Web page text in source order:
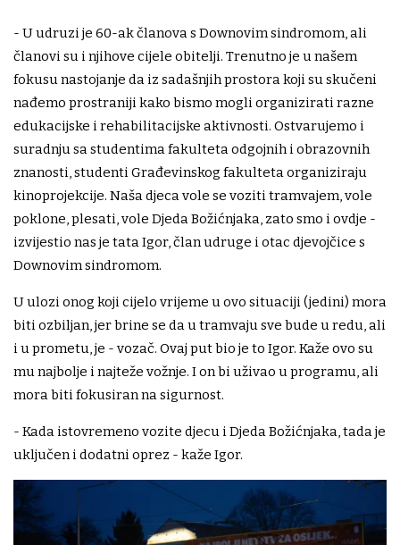
- U udruzi je 60-ak članova s Downovim sindromom, ali
članovi su i njihove cijele obitelji. Trenutno je u našem
fokusu nastojanje da iz sadašnjih prostora koji su skučeni
nađemo prostraniji kako bismo mogli organizirati razne
edukacijske i rehabilitacijske aktivnosti. Ostvarujemo i
suradnju sa studentima fakulteta odgojnih i obrazovnih
znanosti, studenti Građevinskog fakulteta organiziraju
kinoprojekcije. Naša djeca vole se voziti tramvajem, vole
poklone, plesati, vole Djeda Božićnjaka, zato smo i ovdje -
izvijestio nas je tata Igor, član udruge i otac djevojčice s
Downovim sindromom.
U ulozi onog koji cijelo vrijeme u ovo situaciji (jedini) mora
biti ozbiljan, jer brine se da u tramvaju sve bude u redu, ali
i u prometu, je - vozač. Ovaj put bio je to Igor. Kaže ovo su
mu najbolje i najteže vožnje. I on bi uživao u programu, ali
mora biti fokusiran na sigurnost.
- Kada istovremeno vozite djecu i Djeda Božićnjaka, tada je
uključen i dodatni oprez - kaže Igor.